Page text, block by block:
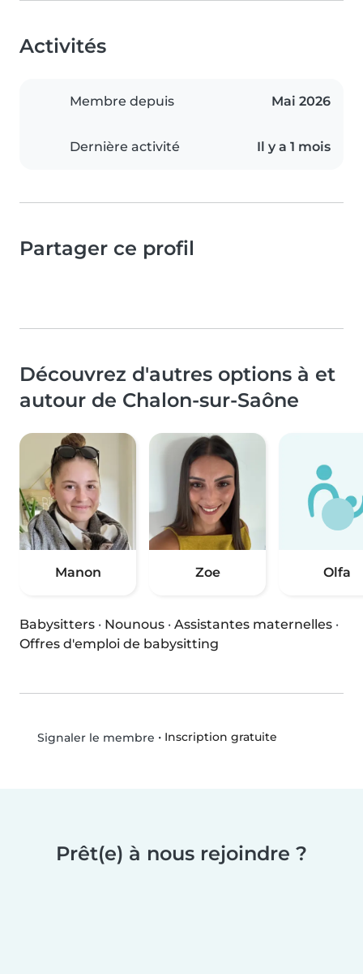
Activités
Membre depuis Mai 2026
Dernière activité Il y a 1 mois
Partager ce profil
Découvrez d'autres options à et
autour de Chalon-sur-Saône
Manon Zoe Olfa
Babysitters · Nounous · Assistantes maternelles ·
Offres d'emploi de babysitting
Signaler le membre • Inscription gratuite
Prêt(e) à nous rejoindre ?